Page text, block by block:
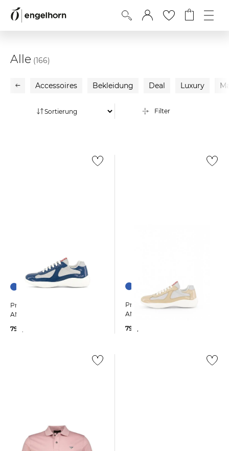
Alle (166)
Accessoires Bekleidung Deal Luxury
Filter
+1
Prada | Herren Sneaker
AMERICAs CUP
790,00 €
+1
Prada | Herren Sneaker
AMERICAs CUP
790,00 €